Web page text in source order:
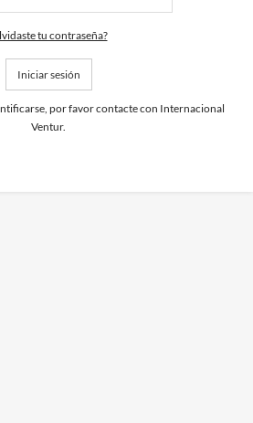
tu contraseña?
Iniciar sesión
por favor contacte con Internacional
Ventur.